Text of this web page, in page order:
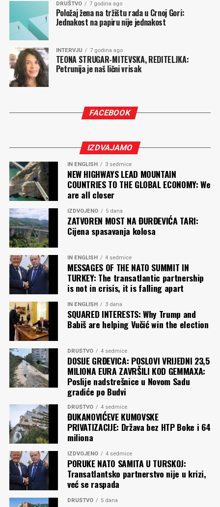
DRUŠTVO 7 godina ago
Položaj žena na tržištu rada u Crnoj Gori:
Jednakost na papiru nije jednakost
INTERVJU 7 godina ago
TEONA STRUGAR-MITEVSKA, REDITELJKA:
Petrunija je naš lični vrisak
FACEBOOK
IZDVAJAMO
IN ENGLISH 3 sedmice
NEW HIGHWAYS LEAD MOUNTAIN
COUNTRIES TO THE GLOBAL ECONOMY: We
are all closer
IZDVOJENO 5 dana
ZATVOREN MOST NA ĐURĐEVIĆA TARI:
Cijena spasavanja kolosa
IN ENGLISH 4 sedmice
MESSAGES OF THE NATO SUMMIT IN
TURKEY: The transatlantic partnership
is not in crisis, it is falling apart
IN ENGLISH 3 dana
SQUARED INTERESTS: Why Trump and
Babiš are helping Vučić win the election
DRUŠTVO 4 sedmice
DOSIJE GRĐEVICA: POSLOVI VRIJEDNI 23,5
MILIONA EURA ZAVRŠILI KOD GEMMAXA:
Poslije nadstrešnice u Novom Sadu
gradiće po Budvi
DRUŠTVO 4 sedmice
ĐUKANOVIĆEVE KUMOVSKE
PRIVATIZACIJE: Država bez HTP Boke i 64
miliona
IZDVOJENO 4 sedmice
PORUKE NATO SAMITA U TURSKOJ:
Transatlantsko partnerstvo nije u krizi,
već se raspada
DRUŠTVO 5 dana